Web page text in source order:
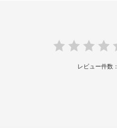
レビュー件数：